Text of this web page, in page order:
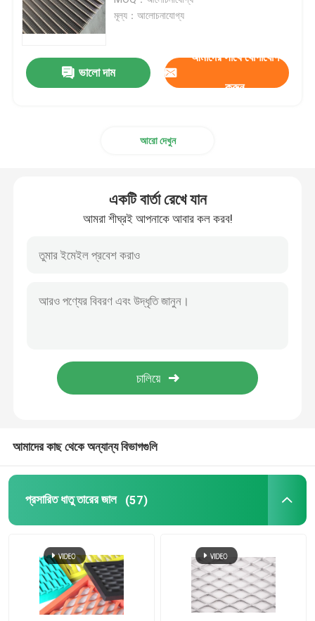
ঝালাই ইস্পাত ঝাঁঝরি
গ্যাবিয়ন ঝুড়ি
খনির স্ক্রিন জাল
খাদ তার
পাইপলাইন মজবুত জাল
মূল্য：আলোচনাযোগ্য
ভালো দাম
আমাদের সাথে যোগাযোগ
করুন
আরো দেখুন
একটি বার্তা রেখে যান
আমরা শীঘ্রই আপনাকে আবার কল করব!
আমাদের কাছ থেকে অন্যান্য বিভাগগুলি
প্রসারিত ধাতু তারের জাল (57)